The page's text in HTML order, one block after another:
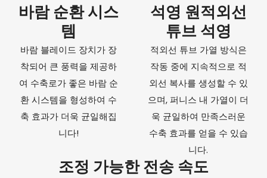
바람 순환 시스
템
바람 블레이드 장치가 장
착되어 큰 풍력을 제공하
여 수축로가 좋은 바람 순
환 시스템을 형성하여 수
축 효과가 더욱 균일해집
니다!
석영 원적외선
튜브 석영
적외선 튜브 가열 방식은
작동 중에 지속적으로 적
외선 복사를 생성할 수 있
으며, 퍼니스 내 가열이 더
욱 균일하여 만족스러운
수축 효과를 얻을 수 있습
니다.
조정 가능한 전송 속도